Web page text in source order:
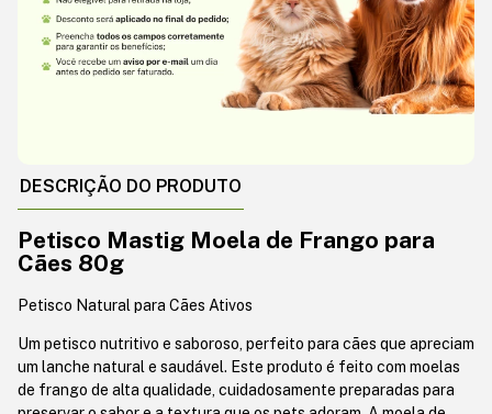
DESCRIÇÃO DO PRODUTO
Petisco Mastig Moela de Frango para
Cães 80g
Petisco Natural para Cães Ativos
Um petisco nutritivo e saboroso, perfeito para cães que apreciam
um lanche natural e saudável. Este produto é feito com moelas
de frango de alta qualidade, cuidadosamente preparadas para